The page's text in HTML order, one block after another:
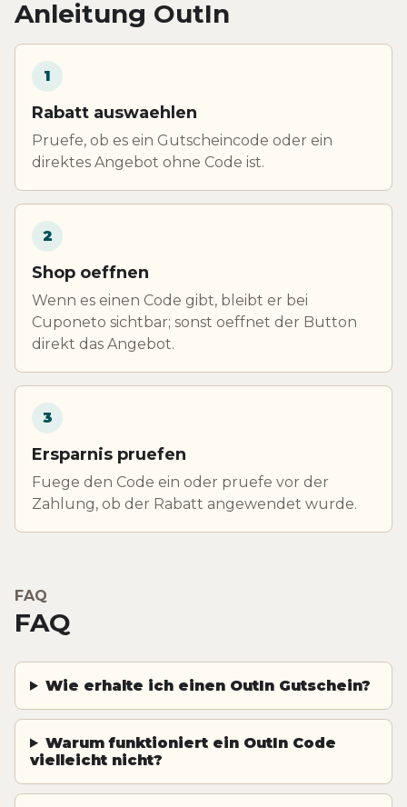
Anleitung OutIn
1
Rabatt auswaehlen
Pruefe, ob es ein Gutscheincode oder ein
direktes Angebot ohne Code ist.
2
Shop oeffnen
Wenn es einen Code gibt, bleibt er bei
Cuponeto sichtbar; sonst oeffnet der Button
direkt das Angebot.
3
Ersparnis pruefen
Fuege den Code ein oder pruefe vor der
Zahlung, ob der Rabatt angewendet wurde.
FAQ
FAQ
Wie erhalte ich einen OutIn Gutschein?
Warum funktioniert ein OutIn Code
vielleicht nicht?